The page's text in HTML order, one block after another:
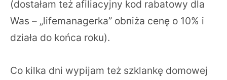
(dostałam też afiliacyjny kod rabatowy dla
Was – „lifemanagerka” obniża cenę o 10% i
działa do końca roku).
Co kilka dni wypijam też szklankę domowej